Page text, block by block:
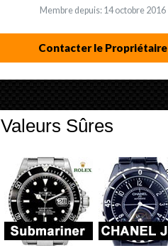
Membre depuis: 14 octobre 2016
Contacter le Propriétaire
Valeurs Sûres